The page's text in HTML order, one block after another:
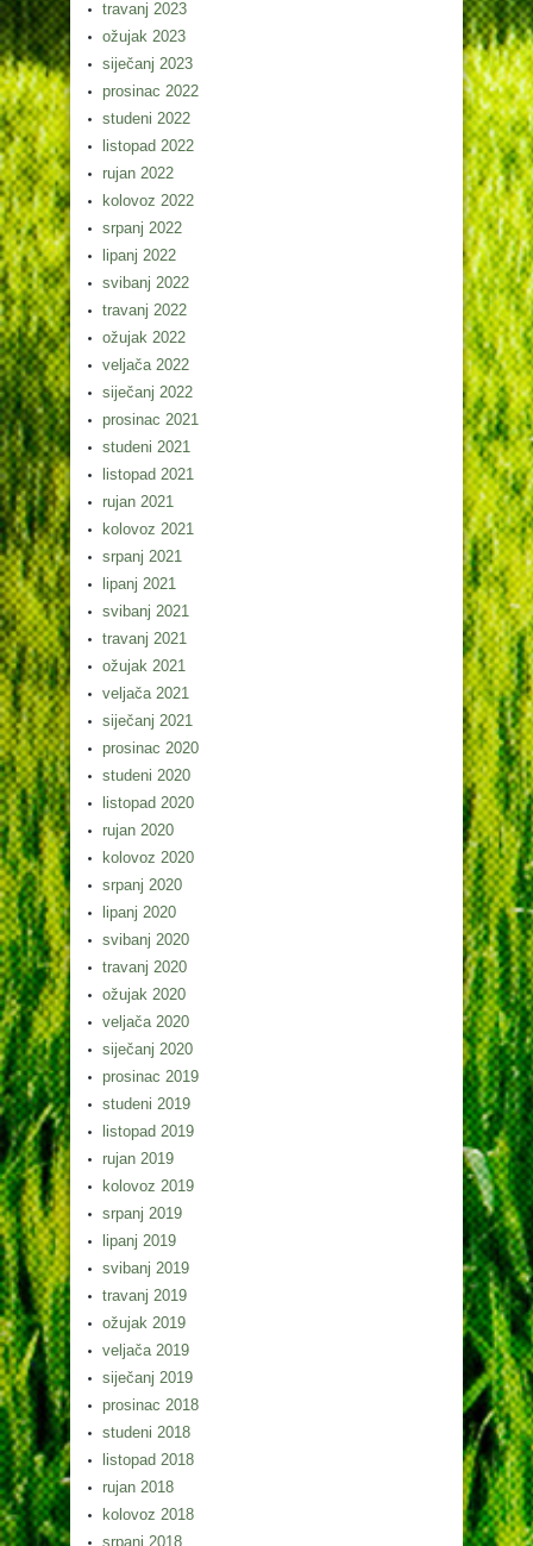
travanj 2023
ožujak 2023
siječanj 2023
prosinac 2022
studeni 2022
listopad 2022
rujan 2022
kolovoz 2022
srpanj 2022
lipanj 2022
svibanj 2022
travanj 2022
ožujak 2022
veljača 2022
siječanj 2022
prosinac 2021
studeni 2021
listopad 2021
rujan 2021
kolovoz 2021
srpanj 2021
lipanj 2021
svibanj 2021
travanj 2021
ožujak 2021
veljača 2021
siječanj 2021
prosinac 2020
studeni 2020
listopad 2020
rujan 2020
kolovoz 2020
srpanj 2020
lipanj 2020
svibanj 2020
travanj 2020
ožujak 2020
veljača 2020
siječanj 2020
prosinac 2019
studeni 2019
listopad 2019
rujan 2019
kolovoz 2019
srpanj 2019
lipanj 2019
svibanj 2019
travanj 2019
ožujak 2019
veljača 2019
siječanj 2019
prosinac 2018
studeni 2018
listopad 2018
rujan 2018
kolovoz 2018
srpanj 2018